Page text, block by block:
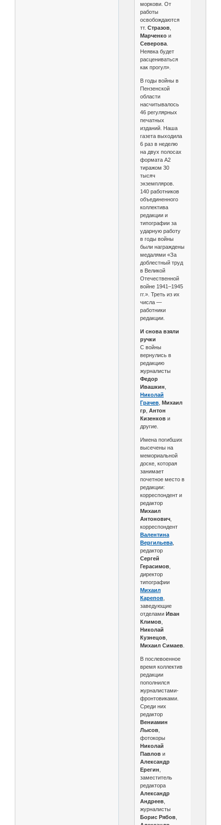
моркови. От
работы
освобождаются
тт. Стразов,
Марченкои
Северова.
Неявка будет
расцениваться
как прогул».
В годы войны в
Пензенской
области
насчитывалось
46 регулярных
печатных
изданий. Наша
газета выходила
6 раз в неделю
на двух полосах
формата А2
тиражом 30
тысяч
экземпляров.
140 работников
объединенного
коллектива
редакции и
типографии за
ударную работу
в годы войны
были награждены
медалями «За
доблестный труд
в Великой
Отечественной
войне 1941–1945
гг.». Треть из их
числа —
работники
редакции.
И снова взяли
ручки
С войны
вернулись в
редакцию
журналисты
Федор
Ивашкин
Николай
Грачев,
Михаил
гр, Антон
Кизенкови
другие.
Имена погибших
высечены на
мемориальной
доске, которая
занимает
почетное место в
редакции:
корреспондент и
редактор
Михаил
Антонович,
корреспондент
Валентина
Вергильева,
редактор
Сергей
Герасимов,
директор
типографии
Михаил
Карепов,
заведующие
отделами Иван
Климов,
Николай
Кузнецов,
Михаил Симаев.
В послевоенное
время коллектив
редакции
пополнился
журналистами-
фронтовиками.
Среди них
редактор
Вениамин
Лысов,
фотокоры
Николай
Павлови
Александр
Ерегин
заместитель
редактора
Александр
Андреев,
журналисты
Борис Рябов,